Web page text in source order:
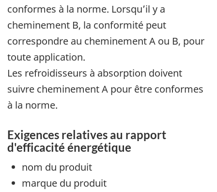
conformes à la norme. Lorsqu’il y a
cheminement B, la conformité peut
correspondre au cheminement A ou B, pour
toute application.
Les refroidisseurs à absorption doivent
suivre cheminement A pour être conformes
à la norme.
Exigences relatives au rapport
d'efficacité énergétique
nom du produit
marque du produit